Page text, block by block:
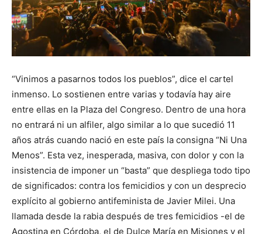
“Vinimos a pasarnos todos los pueblos”, dice el cartel
inmenso. Lo sostienen entre varias y todavía hay aire
entre ellas en la Plaza del Congreso. Dentro de una hora
no entrará ni un alfiler, algo similar a lo que sucedió 11
años atrás cuando nació en este país la consigna “Ni Una
Menos”. Esta vez, inesperada, masiva, con dolor y con la
insistencia de imponer un “basta” que despliega todo tipo
de significados: contra los femicidios y con un desprecio
explícito al gobierno antifeminista de Javier Milei. Una
llamada desde la rabia después de tres femicidios -el de
Agostina en Córdoba, el de Dulce María en Misiones y el